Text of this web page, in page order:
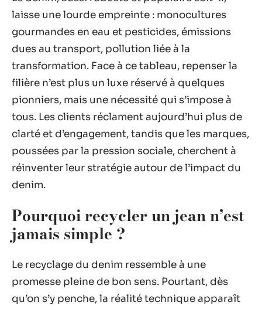
laisse une lourde empreinte : monocultures
gourmandes en eau et pesticides, émissions
dues au transport, pollution liée à la
transformation. Face à ce tableau, repenser la
filière n’est plus un luxe réservé à quelques
pionniers, mais une nécessité qui s’impose à
tous. Les clients réclament aujourd’hui plus de
clarté et d’engagement, tandis que les marques,
poussées par la pression sociale, cherchent à
réinventer leur stratégie autour de l’impact du
denim.
Pourquoi recycler un jean n’est
jamais simple ?
Le recyclage du denim ressemble à une
promesse pleine de bon sens. Pourtant, dès
qu’on s’y penche, la réalité technique apparaît